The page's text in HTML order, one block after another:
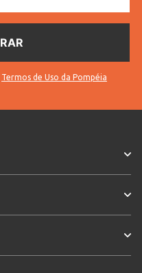
Termos de Uso da Pompéia